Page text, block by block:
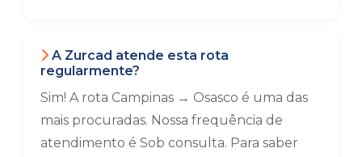
A Zurcad atende esta rota
regularmente?
Sim! A rota Campinas → Osasco é uma das
mais procuradas. Nossa frequência de
atendimento é Sob consulta. Para saber